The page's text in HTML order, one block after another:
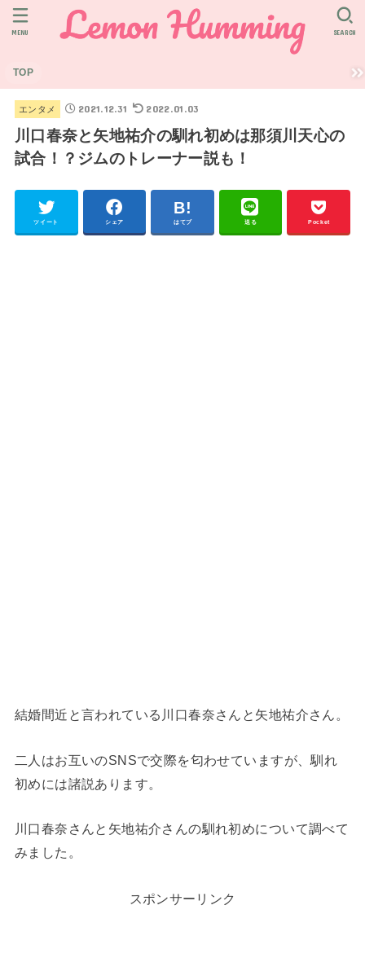
TOP
SEARCH
MENU
エンタメ 2021.12.31 2022.01.03
川口春奈と矢地祐介の馴れ初めは那須川天心の
試合！？ジムのトレーナー説も！
ツイート シェア はてブ 送る Pocket
結婚間近と言われている川口春奈さんと矢地祐介さん。
二人はお互いのSNSで交際を匂わせていますが、馴れ
初めには諸説あります。
川口春奈さんと矢地祐介さんの馴れ初めについて調べて
みました。
スポンサーリンク